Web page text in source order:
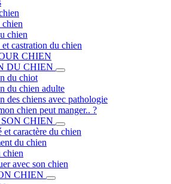
chien
castration du chien
CHIEN
DU CHIEN
du chiot
du chien adulte
des chiens avec pathologie
chien peut manger.. ?
CHIEN
et caractère du chien
du chien
chien
avec son chien
CHIEN